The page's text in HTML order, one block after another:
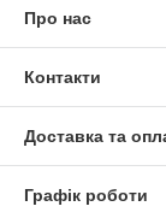
Про нас
Контакти
Доставка та
Графік роботи